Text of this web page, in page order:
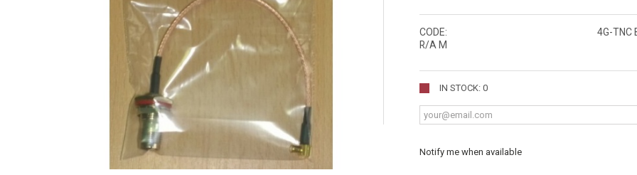
CODE:
4G-TNC
R/A M
IN STOCK: 0
Notify me when available